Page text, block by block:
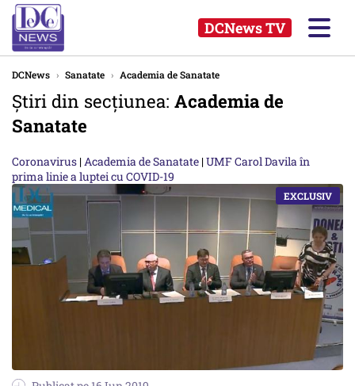
DCNews TV
DCNews › Sanatate › Academia de Sanatate
Știri din secțiunea: Academia de
Sanatate
Coronavirus |Academia de Sanatate |UMF Carol Davila în
prima linie a luptei cu COVID-19